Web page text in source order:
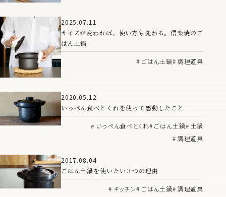
2025.07.11
サイズが変われば、使い方も変わる。信楽焼のご
はん土鍋
ごはん土鍋 調理道具
2020.05.12
いっぺん食べとくれを使って感動したこと
いっぺん食べとくれ ごはん土鍋
土鍋
調理道具
2017.08.04
ごはん土鍋を使いたい３つの理由
キッチン ごはん土鍋 調理道具